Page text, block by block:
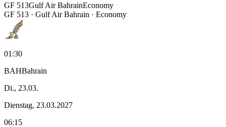
GF 513Gulf Air BahrainEconomy
GF 513 · Gulf Air Bahrain · Economy
01:30
BAHBahrain
Di., 23.03.
Dienstag, 23.03.2027
06:15